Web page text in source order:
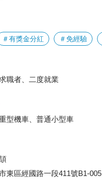
＃有獎金分紅 ＃免經驗
職者、二度就業
型機車、普通小型車
東區經國路一段411號B1-005